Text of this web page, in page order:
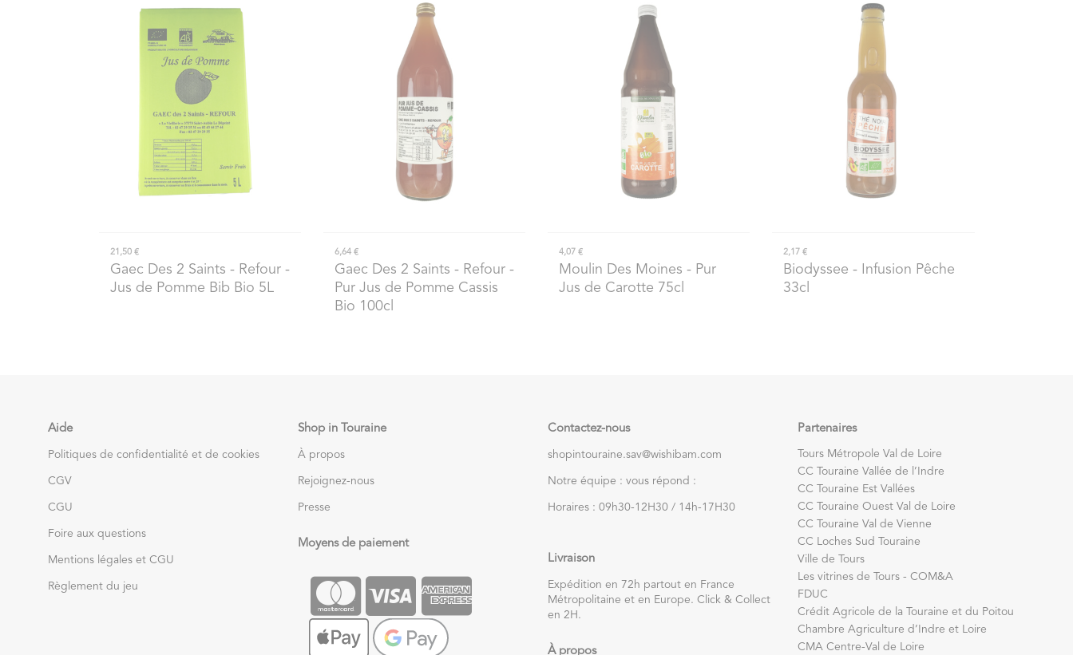
21,50 €
Gaec Des 2 Saints - Refour-
Jus de Pomme Bib Bio 5L
6,64 €
Gaec Des 2 Saints - Refour-
Pur Jus de Pomme Cassis
Bio 100cl
4,07 €
Moulin Des Moines - Pur
Jus de Carotte 75cl
2,17 €
Biodyssee - Infusion Pêche
33cl
Aide
Politiques de confidentialité et de cookies
CGV
CGU
Foire aux questions
Mentions légales et CGU
Règlement du jeu
Shop in Touraine
À propos
Rejoignez-nous
Presse
Moyens de paiement
Contactez-nous
shopintouraine.sav@wishibam.com
Notre équipe : vous répond :
Horaires : 09h30-12H30 / 14h-17H30
Livraison
Expédition en 72h partout en France
Métropolitaine et en Europe. Click & Collect
en 2H.
À propos
Partenaires
Tours Métropole Val de Loire
CC Touraine Vallée de l’Indre
CC Touraine Est Vallées
CC Touraine Ouest Val de Loire
CC Touraine Val de Vienne
CC Loches Sud Touraine
Ville de Tours
Les vitrines de Tours - COM&A
FDUC
Crédit Agricole de la Touraine et du Poitou
Chambre Agriculture d’Indre et Loire
CMA Centre-Val de Loire